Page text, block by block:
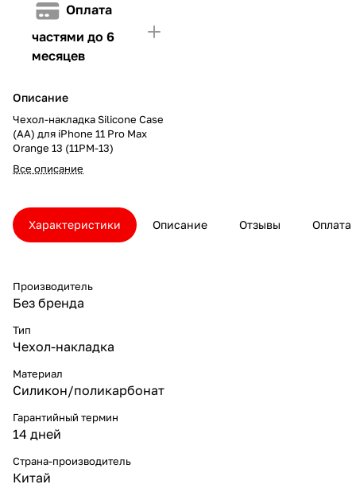
Оплата
частями до 6
месяцев
Описание
Чехол-накладка Silicone Case
(AA) для iPhone 11 Pro Max
Orange 13 (11PM-13)
Все описание
Характеристики Описание Отзывы Оплата
Производитель
Без бренда
Тип
Чехол-накладка
Материал
Силикон/поликарбонат
Гарантийный термин
14 дней
Страна-производитель
Китай